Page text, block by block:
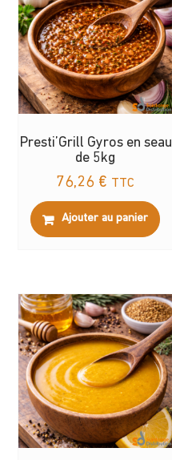
Presti’Grill Gyros en seau
de 5kg
76,26 € TTC
Ajouter au panier